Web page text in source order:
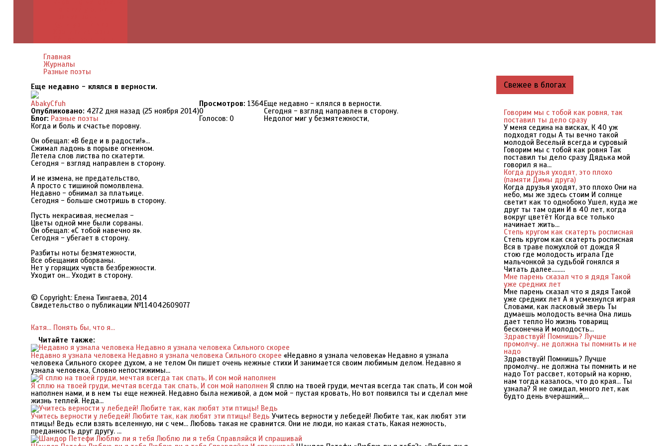
Главная
Журналы
Разные поэты
Еще недавно - клялся в верности.
AbakyCfuh
Опубликовано: 4272 дня назад (25 ноября 2014)
Блог: Разные поэты
Просмотров: 1364
0
Голосов: 0
Еще недавно - клялся в верности.
Сегодня - взгляд направлен в сторону.
Недолог миг у безмятежности,
Когда и боль и счастье поровну.
Он обещал: «В беде и в радости!»…
Сжимал ладонь в порыве огненном.
Летела слов листва по скатерти.
Сегодня - взгляд направлен в сторону.
И не измена, не предательство,
А просто с тишиной помолвлена.
Недавно - обнимал за платьице.
Сегодня - больше смотришь в сторону.
Пусть некрасивая, несмелая -
Цветы одной мне были сорваны.
Он обещал: «С тобой навечно я».
Сегодня - убегает в сторону.
Разбиты ноты безмятежности,
Все обещания оборваны.
Нет у горящих чувств безбрежности.
Уходит он… Уходит в сторону.
© Copyright: Елена Тингаева, 2014
Свидетельство о публикации №114042609077
Катя... Понять бы, что я...
Читайте также:
Недавно я узнала человека Недавно я узнала человека Сильного скорее «Недавно я узнала человека» Недавно я узнала
человека Сильного скорее духом, а не телом Он пишет очень нежные стихи И занимается своим любимым делом. Недавно я
узнала человека, Словно непостижимы...
Я сплю на твоей груди, мечтая всегда так спать, И сон мой наполнен Я сплю на твоей груди, мечтая всегда так спать, И сон мой
наполнен нами, и в нем ты еще нежней. Недавно была неживой, а дом мой - пустая кровать, Но вот появился ты и сделал мне
жизнь теплей. Неда...
Учитесь верности у лебедей! Любите так, как любят эти птицы! Ведь Учитесь верности у лебедей! Любите так, как любят эти
птицы! Ведь если взять вселенную, ни с чем... Любовь такая не сравнится. Они не люди, но какая стать, Какая нежность,
преданность друг другу. ...
Свежее в блогах
Говорим мы с тобой как ровня, так
поставил ты дело сразу
У меня седина на висках, К 40 уж
подходят годы А ты вечно такой
молодой Веселый всегда и суровый
Говорим мы с тобой как ровня Так
поставил ты дело сразу Дядька мой
говорил я на...
Когда друзья уходят, это плохо
(памяти Димы друга)
Когда друзья уходят, это плохо Они на
небо, мы же здесь стоим И солнце
светит как то однобоко Ушел, куда же
друг ты там один И в 40 лет, когда
вокруг цветёт Когда все только
начинает жить...
Степь кругом как скатерть росписная
Степь кругом как скатерть росписная
Вся в траве пожухлой от дождя Я
стою где молодость играла Где
мальчонкой за судьбой гонялся я
Читать далее.........
Мне парень сказал что я дядя Такой
уже средних лет
Мне парень сказал что я дядя Такой
уже средних лет А я усмехнулся играя
Словами, как ласковый зверь Ты
думаешь молодость вечна Она лишь
дает тепло Но жизнь товарищ
бесконечна И молодость...
Здравствуй! Помнишь? Лучше
промолчу.. не должна ты помнить и не
надо
Здравствуй! Помнишь? Лучше
промолчу.. не должна ты помнить и не
надо Тот рассвет, который на корню,
нам тогда казалось, что до края... Ты
узнала? Я не ожидал, много лет, как
будто день вчерашний,...